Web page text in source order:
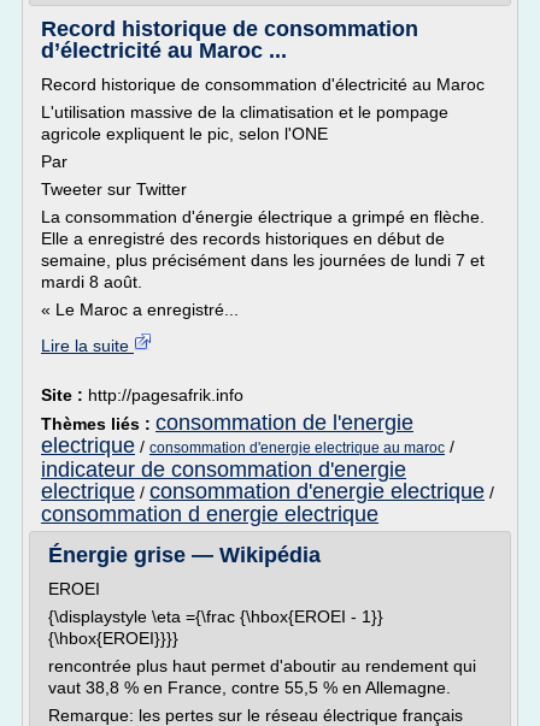
Record historique de consommation
d’électricité au Maroc ...
Record historique de consommation d'électricité au Maroc
L'utilisation massive de la climatisation et le pompage
agricole expliquent le pic, selon l'ONE
Par
Tweeter sur Twitter
La consommation d'énergie électrique a grimpé en flèche.
Elle a enregistré des records historiques en début de
semaine, plus précisément dans les journées de lundi 7 et
mardi 8 août.
« Le Maroc a enregistré...
Lire la suite
Site : http://pagesafrik.info
Thèmes liés : consommation de l'energie
electrique / consommation d'energie electrique au maroc /
indicateur de consommation d'energie
electrique / consommation d'energie electrique /
consommation d energie electrique
Énergie grise — Wikipédia
EROEI
{\displaystyle \eta ={\frac {\hbox{EROEI - 1}}
{\hbox{EROEI}}}}
rencontrée plus haut permet d'aboutir au rendement qui
vaut 38,8 % en France, contre 55,5 % en Allemagne.
Remarque: les pertes sur le réseau électrique français